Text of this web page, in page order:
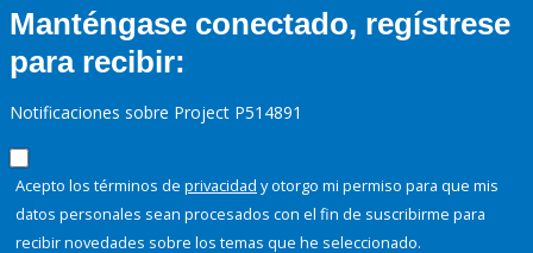
Manténgase conectado, regístrese
para recibir:
Notificaciones sobre Project P514891
Acepto los términos de privacidad y otorgo mi permiso para que mis
datos personales sean procesados con el fin de suscribirme para
recibir novedades sobre los temas que he seleccionado.